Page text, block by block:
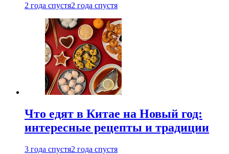
2 года спустя2 года спустя
Что едят в Китае на Новый год:
интересные рецепты и традиции
3 года спустя2 года спустя